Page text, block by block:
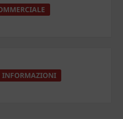
INFORMAZIONI